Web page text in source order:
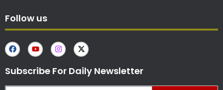
Follow us
Subscribe For Daily Newsletter